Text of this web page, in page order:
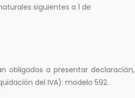
siguientes a 1 de
obligados a presentar declaración,
del IVA): modelo 592.